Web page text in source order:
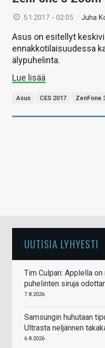
5.1.2017 - 02:05 /Juha
Asus on esitellyt
ennakkotilaisuudessa
älypuhelinta.
Lue lisää
Asus CES 2017 ZenFone
UUTISIA LYHYESTI
Tim Culpan: Applella
puhelinten siruja
7.8.2026
Samsungin huhutaan
Ultrasta neljännen
6.8.2026